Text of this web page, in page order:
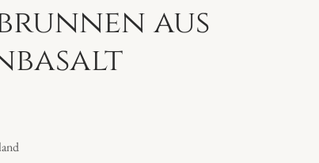
aus